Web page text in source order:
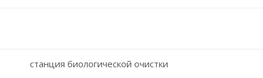
станция биологической очистки